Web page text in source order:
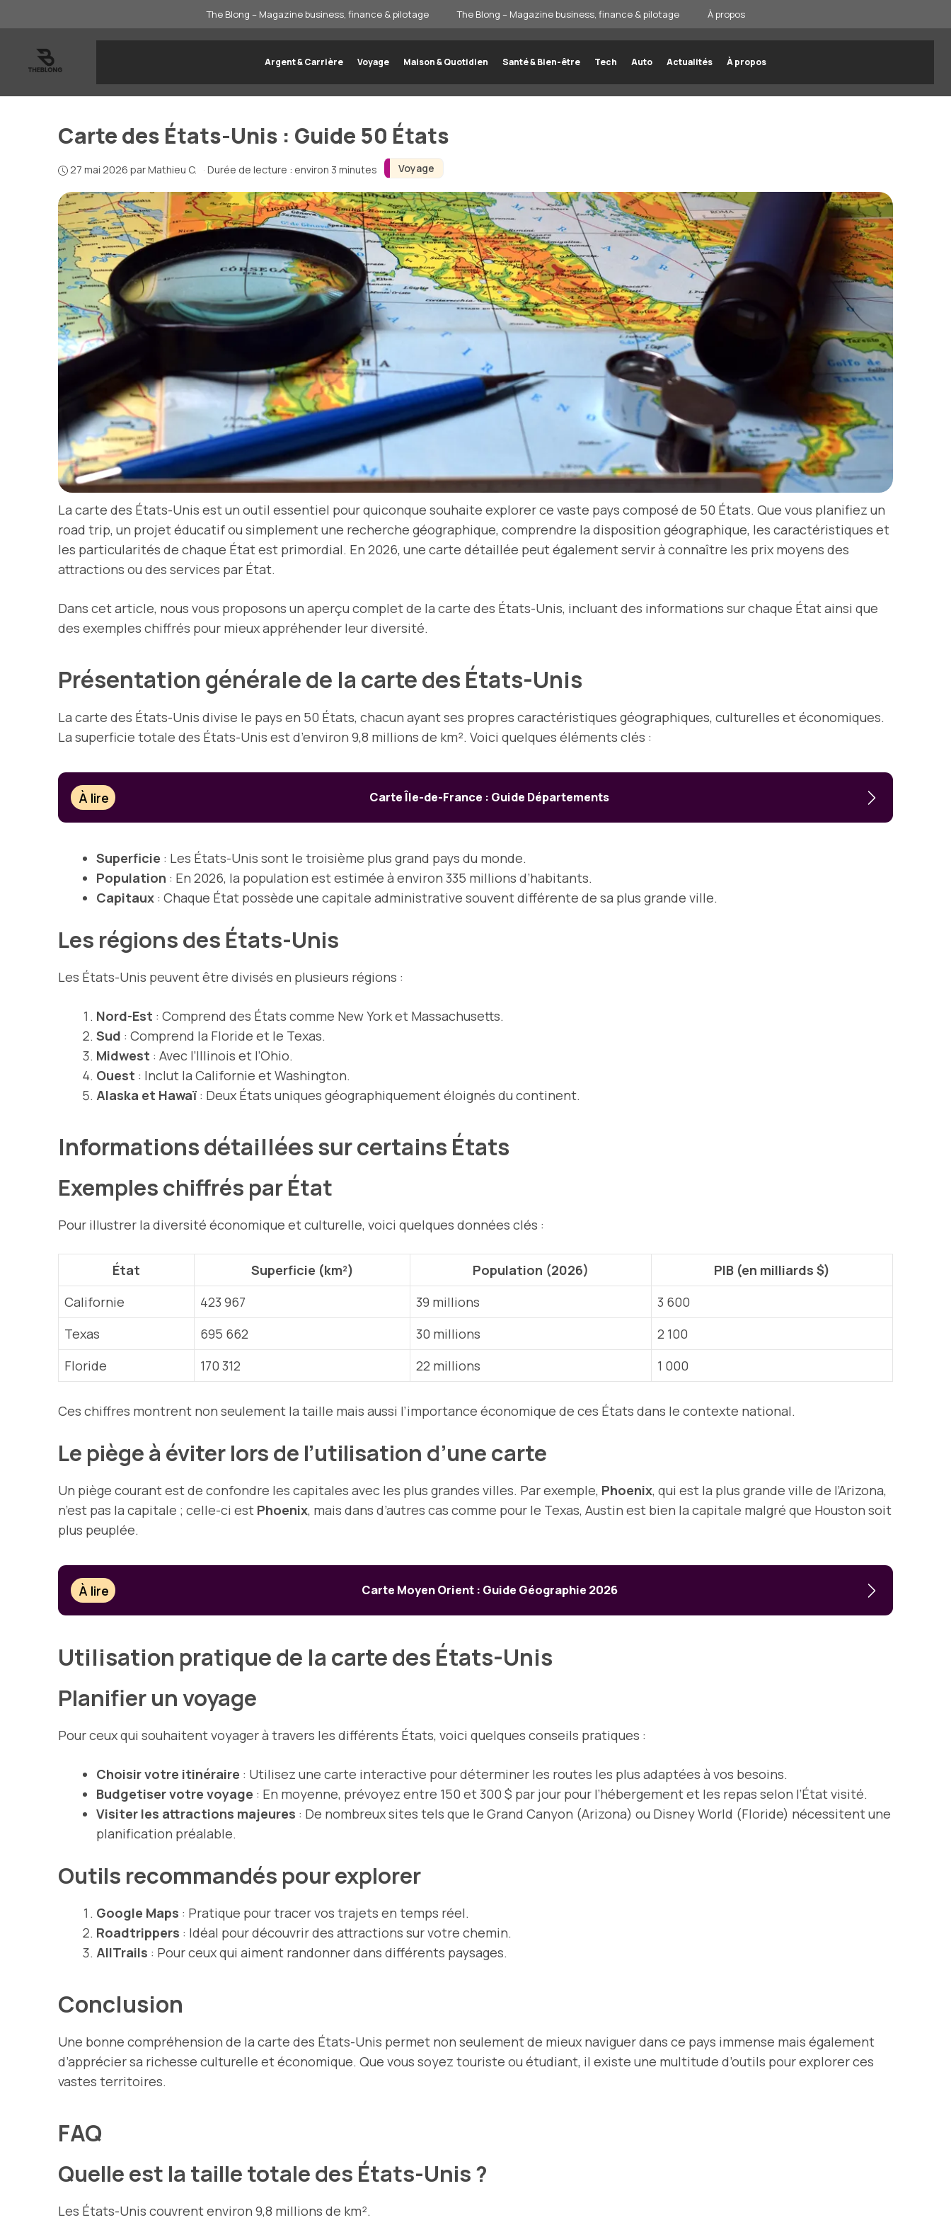
au
contenu
The Blong – Magazine business, finance & pilotage The Blong – Magazine business, finance & pilotage À propos
Argent & Carrière Voyage Maison & Quotidien Santé & Bien-être Tech Auto Actualités À propos
Voyage
Carte des États-Unis : Guide 50 États
27 mai 2026 parMathieu C. · Durée de lecture : environ 3 minutes
La carte des États-Unis est un outil essentiel pour quiconque souhaite explorer ce vaste pays composé de 50 États. Que vous planifiez un
road trip, un projet éducatif ou simplement une recherche géographique, comprendre la disposition géographique, les caractéristiques et
les particularités de chaque État est primordial. En 2026, une carte détaillée peut également servir à connaître les prix moyens des
attractions ou des services par État.
Dans cet article, nous vous proposons un aperçu complet de la carte des États-Unis, incluant des informations sur chaque État ainsi que
des exemples chiffrés pour mieux appréhender leur diversité.
Présentation générale de la carte des États-Unis
La carte des États-Unis divise le pays en 50 États, chacun ayant ses propres caractéristiques géographiques, culturelles et économiques.
La superficie totale des États-Unis est d’environ 9,8 millions de km². Voici quelques éléments clés :
À lire Carte Île-de-France : Guide Départements
Superficie : Les États-Unis sont le troisième plus grand pays du monde.
Population : En 2026, la population est estimée à environ 335 millions d’habitants.
Capitaux : Chaque État possède une capitale administrative souvent différente de sa plus grande ville.
Les régions des États-Unis
Les États-Unis peuvent être divisés en plusieurs régions :
Nord-Est : Comprend des États comme New York et Massachusetts.
Sud : Comprend la Floride et le Texas.
Midwest : Avec l’Illinois et l’Ohio.
Ouest : Inclut la Californie et Washington.
Alaska et Hawaï : Deux États uniques géographiquement éloignés du continent.
Informations détaillées sur certains États
Exemples chiffrés par État
Pour illustrer la diversité économique et culturelle, voici quelques données clés :
État Superficie (km²) Population (2026)
PIB (en milliards $)
Californie
423 967 39 millions
3 600
Texas
695 662 30 millions
2 100
Floride
170 312 22 millions 1 000
Ces chiffres montrent non seulement la taille mais aussi l’importance économique de ces États dans le contexte national.
Le piège à éviter lors de l’utilisation d’une carte
Un piège courant est de confondre les capitales avec les plus grandes villes. Par exemple, Phoenix, qui est la plus grande ville de l’Arizona,
n’est pas la capitale ; celle-ci est Phoenix, mais dans d’autres cas comme pour le Texas, Austin est bien la capitale malgré que Houston soit
plus peuplée.
À lire Carte Moyen Orient : Guide Géographie 2026
Utilisation pratique de la carte des États-Unis
Planifier un voyage
Pour ceux qui souhaitent voyager à travers les différents États, voici quelques conseils pratiques :
Choisir votre itinéraire : Utilisez une carte interactive pour déterminer les routes les plus adaptées à vos besoins.
Budgetiser votre voyage : En moyenne, prévoyez entre 150 et 300 $ par jour pour l’hébergement et les repas selon l’État visité.
Visiter les attractions majeures : De nombreux sites tels que le Grand Canyon (Arizona) ou Disney World (Floride) nécessitent une
planification préalable.
Outils recommandés pour explorer
Google Maps : Pratique pour tracer vos trajets en temps réel.
Roadtrippers : Idéal pour découvrir des attractions sur votre chemin.
AllTrails : Pour ceux qui aiment randonner dans différents paysages.
Conclusion
Une bonne compréhension de la carte des États-Unis permet non seulement de mieux naviguer dans ce pays immense mais également
d’apprécier sa richesse culturelle et économique. Que vous soyez touriste ou étudiant, il existe une multitude d’outils pour explorer ces
vastes territoires.
FAQ
Quelle est la taille totale des États-Unis ?
Les États-Unis couvrent environ 9,8 millions de km².